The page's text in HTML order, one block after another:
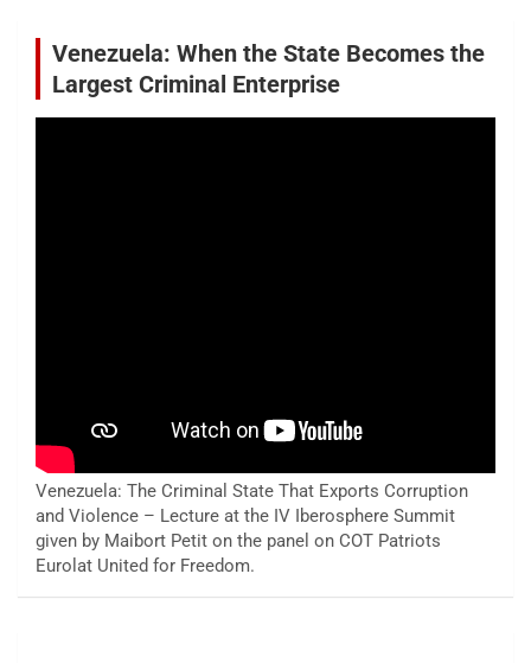
Venezuela: When the State Becomes the
Largest Criminal Enterprise
Venezuela: The Criminal State That Exports Corruption
and Violence – Lecture at the IV Iberosphere Summit
given by Maibort Petit on the panel on COT Patriots
Eurolat United for Freedom.